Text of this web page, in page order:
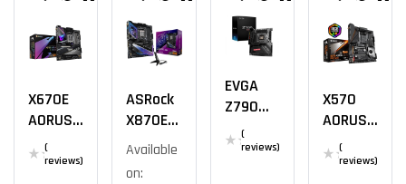
X670E
AORUS
XTREME
OFFICIA
(
reviews)
ASRock
X870E
Nova
Available
on:
EVGA
Z790
CLASSIF
IED
(
reviews)
X570
AORUS
PRO
WIFI
(
reviews)